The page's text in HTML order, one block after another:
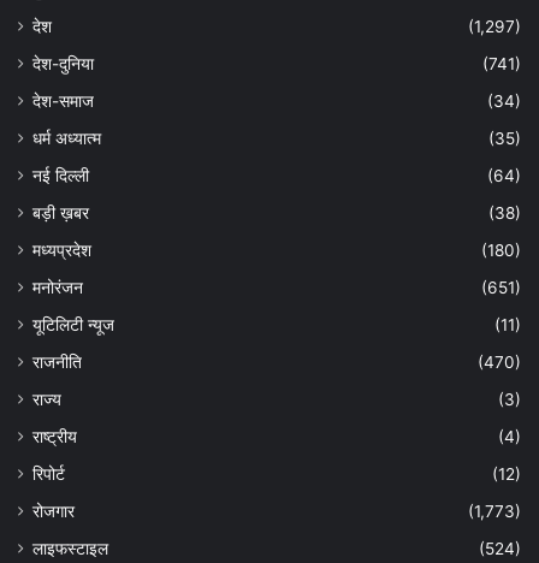
देश
(1,297)
देश-दुनिया
(741)
देश-समाज
(34)
धर्म अध्यात्म
(35)
नई दिल्ली
(64)
बड़ी ख़बर
(38)
मध्यप्रदेश
(180)
मनोरंजन
(651)
यूटिलिटी न्यूज
(11)
राजनीति
(470)
राज्य
(3)
राष्ट्रीय
(4)
रिपोर्ट
(12)
रोजगार
(1,773)
लाइफस्टाइल
(524)